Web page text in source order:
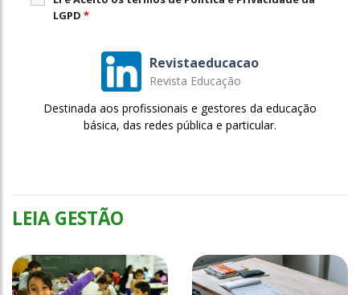
LGPD *
Revistaeducacao
Revista Educação
Destinada aos profissionais e gestores da educação
básica, das redes pública e particular.
LEIA GESTÃO